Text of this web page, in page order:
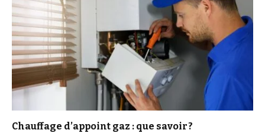
Chauffage d’appoint gaz : que savoir ?